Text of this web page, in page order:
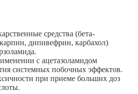
средства (бета-
дипивефрин, карбахол)
с ацетазоламидом
системных побочных эффектов.
при приеме больших доз